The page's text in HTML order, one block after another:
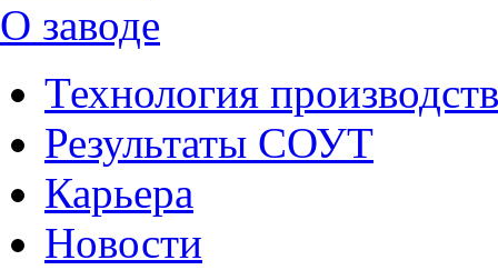
О заводе
Технология
Результаты СОУТ
Карьера
Новости